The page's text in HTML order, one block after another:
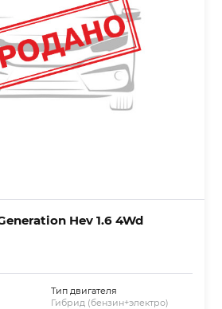
Hev 1.6 4Wd
Тип двигателя
Гибрид (бензин+электро)